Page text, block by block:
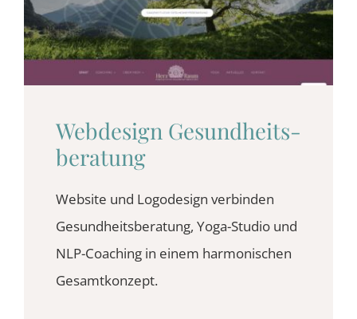
BLOG
KONTAKT
Webdesign Gesundheits­
beratung
Website und Logodesign verbinden
Gesundheitsberatung, Yoga-Studio und
NLP-Coaching in einem harmonischen
Gesamtkonzept.